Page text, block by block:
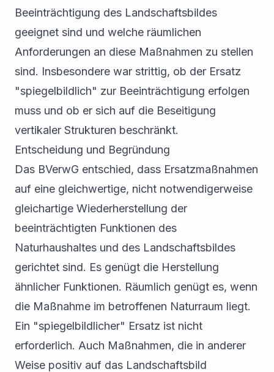
Beeinträchtigung des Landschaftsbildes
geeignet sind und welche räumlichen
Anforderungen an diese Maßnahmen zu stellen
sind. Insbesondere war strittig, ob der Ersatz
"spiegelbildlich" zur Beeinträchtigung erfolgen
muss und ob er sich auf die Beseitigung
vertikaler Strukturen beschränkt.
Entscheidung und Begründung
Das BVerwG entschied, dass Ersatzmaßnahmen
auf eine gleichwertige, nicht notwendigerweise
gleichartige Wiederherstellung der
beeinträchtigten Funktionen des
Naturhaushaltes und des Landschaftsbildes
gerichtet sind. Es genügt die Herstellung
ähnlicher Funktionen. Räumlich genügt es, wenn
die Maßnahme im betroffenen Naturraum liegt.
Ein "spiegelbildlicher" Ersatz ist nicht
erforderlich. Auch Maßnahmen, die in anderer
Weise positiv auf das Landschaftsbild